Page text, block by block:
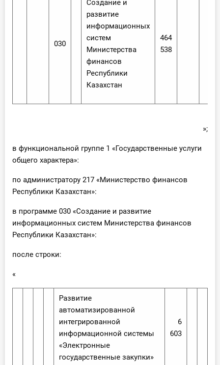
030
Создание и
развитие
информационных
систем
Министерства
финансов
Республики
Казахстан
464
538
»;
в функциональной группе 1 «Государственные услуги
общего характера»:
по администратору 217 «Министерство финансов
Республики Казахстан»:
в программе 030 «Создание и развитие
информационных систем Министерства финансов
Республики Казахстан»:
после строки:
«
Развитие
автоматизированной
интегрированной
информационной системы
«Электронные
государственные закупки»
6
603